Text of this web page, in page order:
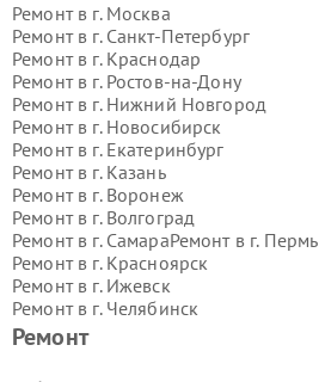
Ремонт
Ремонт в г. Москва
Ремонт в г. Санкт-Петербург
Ремонт в г. Краснодар
Ремонт в г. Ростов-на-Дону
Ремонт в г. Нижний Новгород
Ремонт в г. Новосибирск
Ремонт в г. Екатеринбург
Ремонт в г. Казань
Ремонт в г. Воронеж
Ремонт в г. Волгоград
Ремонт в г. СамараРемонт в г. Пермь
Ремонт в г. Красноярск
Ремонт в г. Ижевск
Ремонт в г. Челябинск
Ремонт в г.
Ремонт в г.